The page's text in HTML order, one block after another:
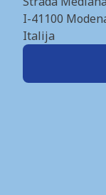
I-41100
Italija